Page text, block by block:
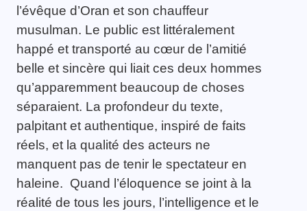
l’évêque d’Oran et son chauffeur
musulman. Le public est littéralement
happé et transporté au cœur de l’amitié
belle et sincère qui liait ces deux hommes
qu’apparemment beaucoup de choses
séparaient. La profondeur du texte,
palpitant et authentique, inspiré de faits
réels, et la qualité des acteurs ne
manquent pas de tenir le spectateur en
haleine. Quand l’éloquence se joint à la
réalité de tous les jours, l’intelligence et le